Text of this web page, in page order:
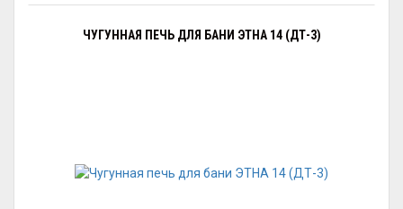
ЧУГУННАЯ ПЕЧЬ ДЛЯ БАНИ ЭТНА 14 (ДТ-3)